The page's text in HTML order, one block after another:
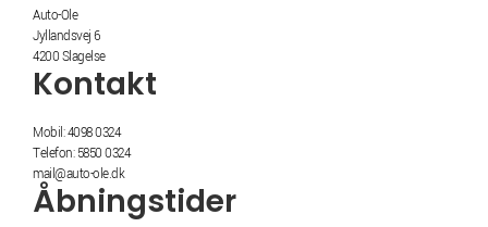
Auto-Ole
Jyllandsvej 6
4200 Slagelse
Kontakt
Mobil: 4098 0324
Telefon: 5850 0324
mail@auto-ole.dk
Åbningstider